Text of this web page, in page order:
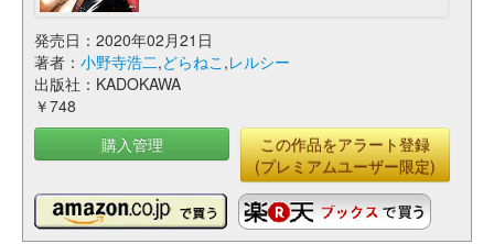
発売日：2020年02月21日
著者： 小野寺浩二,どらねこ ,レルシー
出版社：KADOKAWA
￥748
購入管理
この作品をアラート登録
(プレミアムユーザー限定)